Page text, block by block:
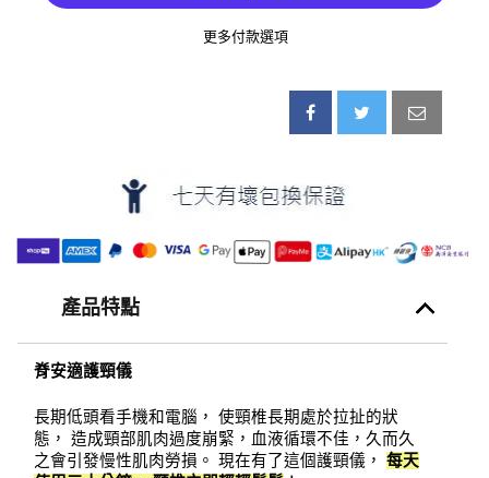
更多付款選項
產品特點
脊安適護頸儀
長期低頭看手機和電腦， 使頸椎長期處於拉扯的狀
態， 造成頸部肌肉過度崩緊，血液循環不佳，久而久
之會引發慢性肌肉勞損。 現在有了這個護頸儀， 每天